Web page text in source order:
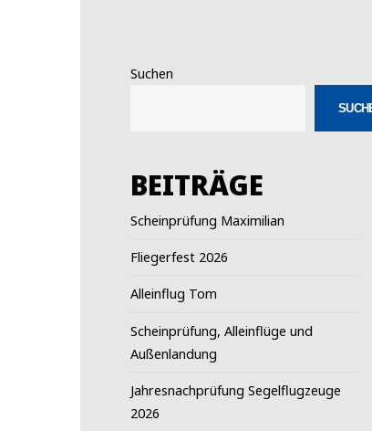
Suchen
BEITRÄGE
Scheinprüfung Maximilian
Fliegerfest 2026
Alleinflug Tom
Scheinprüfung, Alleinflüge und
Außenlandung
Jahresnachprüfung Segelflugzeuge
2026